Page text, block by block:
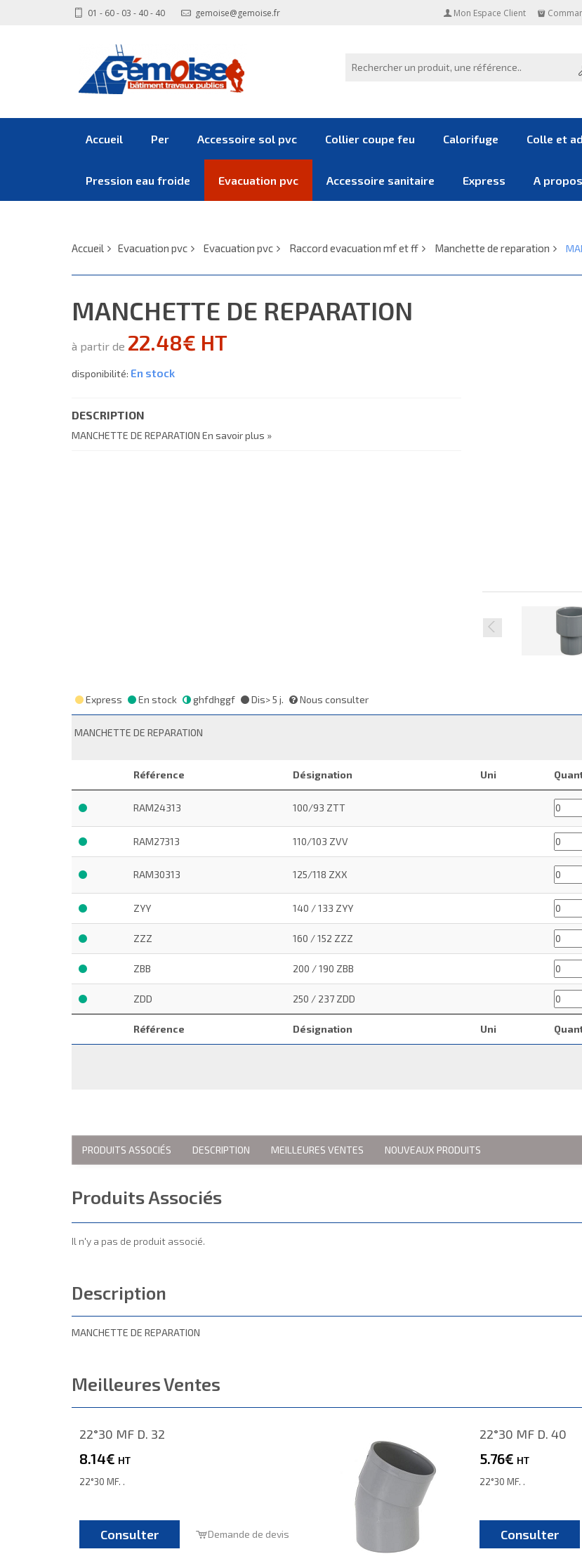
01 - 60 - 03 - 40 - 40 gemoise@gemoise.fr Mon Espace Client
Accueil Per Accessoire sol pvc Collier coupe feu Calorifuge Colle et
Pression eau froide Evacuation pvc Accessoire sanitaire Express A propos
Accueil Evacuation pvc Evacuation pvc Raccord evacuation mf et ff Manchette de reparation
MANCHETTE DE REPARATION
à partir de 22.48€ HT
disponibilité: En stock
DESCRIPTION
MANCHETTE DE REPARATION En savoir plus »
Express En stock ghfdhggf Dis> 5 j. Nous consulter
MANCHETTE DE REPARATION
Référence Désignation Uni
Référence Désignation Uni
RAM24313 100/93 ZTT
RAM27313 110/103 ZVV
RAM30313 125/118 ZXX
ZYY 140 / 133 ZYY
ZZZ 160 / 152 ZZZ
ZBB 200 / 190 ZBB
ZDD 250 / 237 ZDD
PRODUITS ASSOCIÉS DESCRIPTION MEILLEURES VENTES NOUVEAUX PRODUITS
Produits Associés
Il n'y a pas de produit associé.
Description
MANCHETTE DE REPARATION
Meilleures Ventes
22°30 MF D. 32
8.14€ HT
22°30 MF. .
Consulter Demande de devis
22°30 MF D. 40
5.76€ HT
22°30 MF. .
Consulter